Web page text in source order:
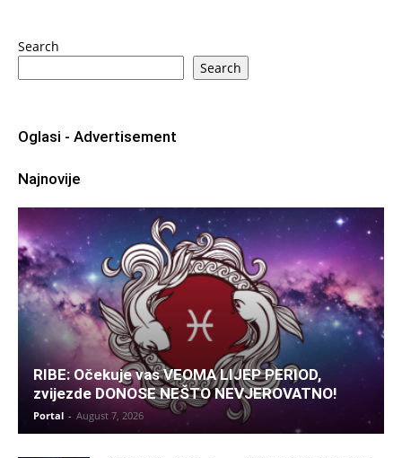
Search
Search
Oglasi - Advertisement
Najnovije
RIBE: Očekuje vas VEOMA LIJEP PERIOD,
zvijezde DONOSE NEŠTO NEVJEROVATNO!
Portal - August 7, 2026